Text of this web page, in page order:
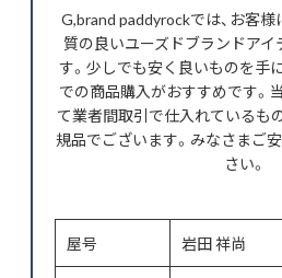
G,brand paddyrockでは、お客
質の良いユーズドブランドアイ
す。少しでも安く良いものを手
での商品購入がおすすめです。
て業者間取引で仕入れているも
規品でございます。みなさまご
さい。
屋号 岩田 祥尚